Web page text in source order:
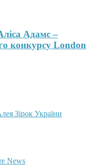
Адамс –
конкурсу London